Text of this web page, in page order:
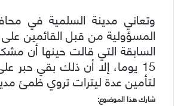
وتعاني مدينة السلمية في
المسؤولية من قبل القائمين
السابقة التي قالت حينها أن
15 يوما، إلا أن ذلك بقي
لتأمين عدة ليترات تروي ظمئ
شارك هذا الموضوع: